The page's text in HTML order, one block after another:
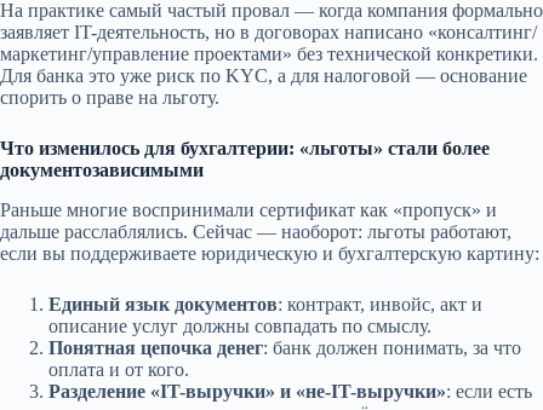
На практике самый частый провал — когда компания формально
заявляет IT-деятельность, но в договорах написано «консалтинг/
маркетинг/управление проектами» без технической конкретики.
Для банка это уже риск по KYC, а для налоговой — основание
спорить о праве на льготу.
Что изменилось для бухгалтерии: «льготы» стали более
документозависимыми
Раньше многие воспринимали сертификат как «пропуск» и
дальше расслаблялись. Сейчас — наоборот: льготы работают,
если вы поддерживаете юридическую и бухгалтерскую картину:
Единый язык документов: контракт, инвойс, акт и
описание услуг должны совпадать по смыслу.
Понятная цепочка денег: банк должен понимать, за что
оплата и от кого.
Разделение «IT-выручки» и «не-IT-выручки»: если есть